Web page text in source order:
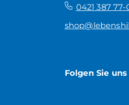
0421 387 77-
Folgen Sie uns